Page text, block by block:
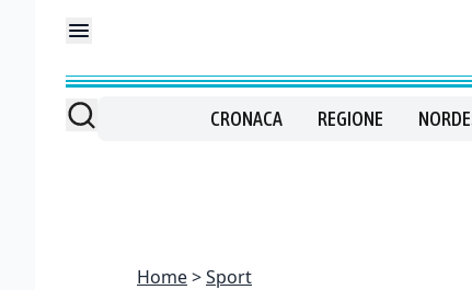
CRONACA REGIONE
Home Sport